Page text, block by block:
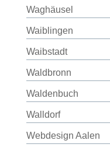
Waghäusel
Waiblingen
Waibstadt
Waldbronn
Waldenbuch
Walldorf
Webdesign Aalen